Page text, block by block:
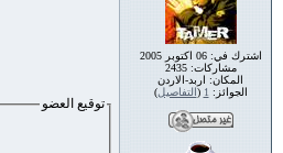
اشترك في: 06 اكتوبر 2005
مشاركات: 2435
المكان: اربد-الاردن
الجوائز: 1
(التفاصيل)
توقيع العضو